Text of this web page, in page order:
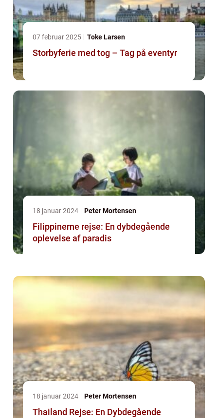
07 februar 2025 Toke Larsen
Storbyferie med tog – Tag på eventyr
18 januar 2024 Peter Mortensen
Filippinerne rejse: En dybdegående
oplevelse af paradis
18 januar 2024 Peter Mortensen
Thailand Rejse: En Dybdegående